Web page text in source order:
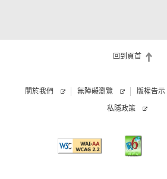
回到頁首
關於我們 無障礙瀏覽 版權告示
私隱政策